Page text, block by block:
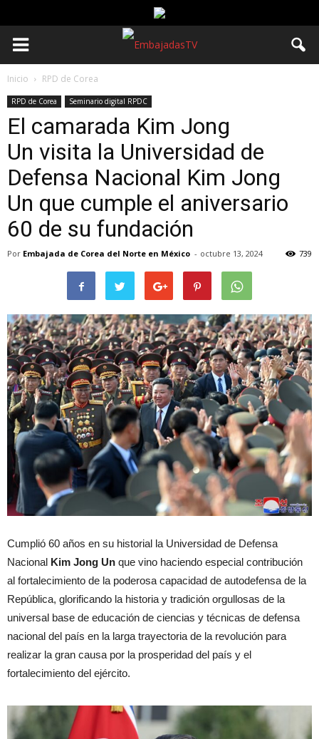
Inicio RPD de Corea
RPD de Corea Seminario digital RPDC
El camarada Kim Jong
Un visita la Universidad de
Defensa Nacional Kim Jong
Un que cumple el aniversario
60 de su fundación
Por Embajada de Corea del Norte en México - octubre 13, 2024 739
Cumplió 60 años en su historial la Universidad de Defensa
Nacional Kim Jong Un que vino haciendo especial contribución
al fortalecimiento de la poderosa capacidad de autodefensa de la
República, glorificando la historia y tradición orgullosas de la
universal base de educación de ciencias y técnicas de defensa
nacional del país en la larga trayectoria de la revolución para
realizar la gran causa por la prosperidad del país y el
fortalecimiento del ejército.